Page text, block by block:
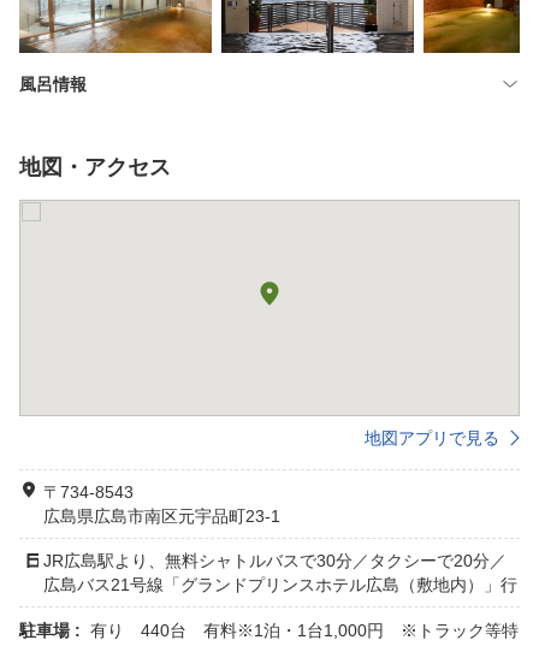
風呂情報
地図・アクセス
地図アプリで見る
〒734-8543
広島県広島市南区元宇品町23-1
JR広島駅より、無料シャトルバスで30分／タクシーで20分／
広島バス21号線「グランドプリンスホテル広島（敷地内）」行
駐車場 : 有り 440台 有料※1泊・1台1,000円 ※トラック等特